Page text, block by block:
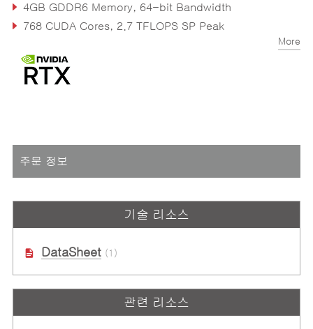
4GB GDDR6 Memory, 64-bit Bandwidth
768 CUDA Cores, 2.7 TFLOPS SP Peak
More
주문 정보
기술 리소스
DataSheet(1)
관련 리소스